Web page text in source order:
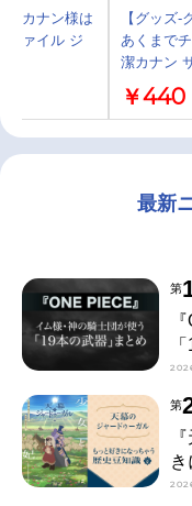
】カナン様は
ファイル ジ
【グッズ-
あくまで
潔カナン
￥440
最新
第
第